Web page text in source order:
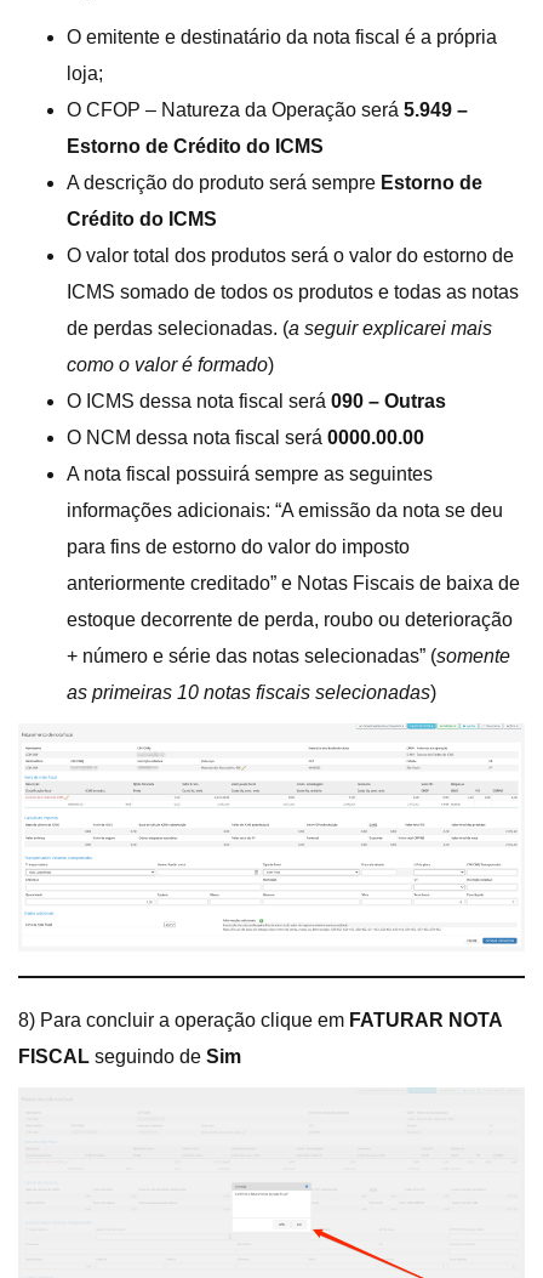
O emitente e destinatário da nota fiscal é a própria
loja;
O CFOP – Natureza da Operação será 5.949 –
Estorno de Crédito do ICMS
A descrição do produto será sempre Estorno de
Crédito do ICMS
O valor total dos produtos será o valor do estorno de
ICMS somado de todos os produtos e todas as notas
de perdas selecionadas. (a seguir explicarei mais
como o valor é formado)
O ICMS dessa nota fiscal será 090 – Outras
O NCM dessa nota fiscal será 0000.00.00
A nota fiscal possuirá sempre as seguintes
informações adicionais: “A emissão da nota se deu
para fins de estorno do valor do imposto
anteriormente creditado” e Notas Fiscais de baixa de
estoque decorrente de perda, roubo ou deterioração
+ número e série das notas selecionadas” (somente
as primeiras 10 notas fiscais selecionadas)
8) Para concluir a operação clique em FATURAR NOTA
FISCAL seguindo de Sim